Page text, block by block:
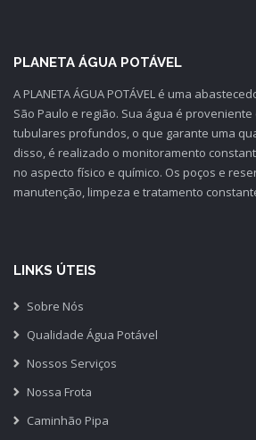
PLANETA ÁGUA POTÁVEL
A PLANETA ÁGUA POTÁVEL é uma
São Paulo e região. Sua água é
tubulares profundos, o que garante uma
disso, é realizado o monitoramento
no aspecto físico e químico. Os poços e
manutenção, limpeza e tratamento
LINKS ÚTEIS
Sobre Nós
Qualidade Água Potável
Nossos Serviços
Nossa Frota
Caminhão Pipa